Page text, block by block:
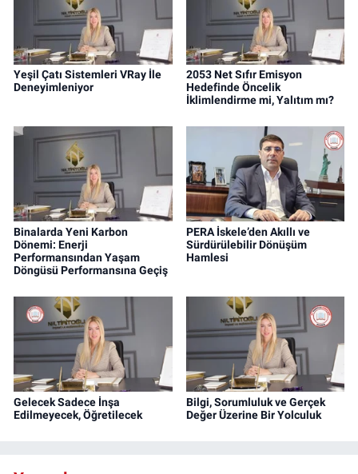
Yeşil Çatı Sistemleri VRay İle
Deneyimleniyor
2053 Net Sıfır Emisyon
Hedefinde Öncelik
İklimlendirme mi, Yalıtım mı?
Binalarda Yeni Karbon
Dönemi: Enerji
Performansından Yaşam
Döngüsü Performansına Geçiş
PERA İskele’den Akıllı ve
Sürdürülebilir Dönüşüm
Hamlesi
Gelecek Sadece İnşa
Edilmeyecek, Öğretilecek
Bilgi, Sorumluluk ve Gerçek
Değer Üzerine Bir Yolculuk